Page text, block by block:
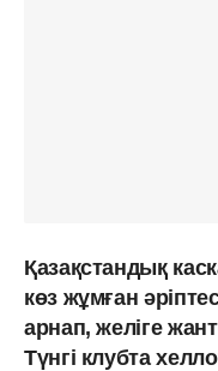
Қазақстандық
көз жұмған
арнап, желіге
Түнгі клубта